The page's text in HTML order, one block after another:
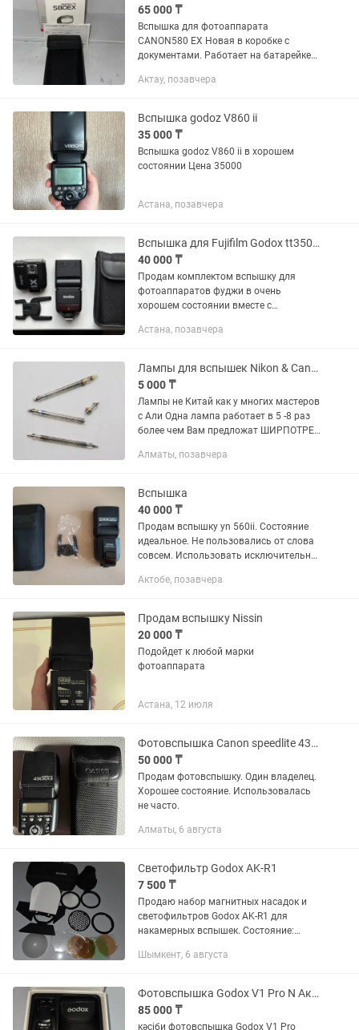
65 000 ₸
Вспышка для фотоаппарата
CANON580 EX Новая в коробке с
документами. Работает на батарейке
Актау, позавчера
Вспышка godoz V860 ii
35 000 ₸
Вспышка godoz V860 ii в хорошем
состоянии Цена 35000
Астана, позавчера
Вспышка для Fujifilm Godox tt350 с синхронизатором x1tf
40 000 ₸
Продам комплектом вспышку для
фотоаппаратов фуджи в очень
хорошем состоянии вместе с
пальчиковых батареек. Бонусом отдам
профессиональных...
Астана, позавчера
Лампы для вспышек Nikon & Canon Лампы не Китай
5 000 ₸
Лампы не Китай как у многих мастеров
с Али Одна лампа работает в 5 -8 раз
более чем Вам предложат ШИРПОТРЕБ
Отправка в регионы Nikon SB600, Nikon
Алматы, позавчера
Вспышка
40 000 ₸
Продам вспышку yn 560ii. Состояние
идеальное. Не пользовались от слова
совсем. Использовать исключительно
комплект не поставляю). В общем
Актобе, позавчера
Продам вспышку Nissin
20 000 ₸
Подойдет к любой марки
фотоаппарата
Астана, 12 июля
Фотовспышка Canon speedlite 430ex ii
50 000 ₸
Продам фотовспышку. Один владелец.
Хорошее состояние. Использовалась
не часто.
Алматы, 6 августа
Светофильтр Godox AK-R1
7 500 ₸
Продаю набор магнитных насадок и
светофильтров Godox AK-R1 для
накамерных вспышек. Состояние:
рабочем состоянии. Комплект:
(сотовый...
Шымкент, 6 августа
Фотовспышка Godox V1 Pro N Аккумулятор Godox VB30
85 000 ₸
кәсіби фотовспышка Godox V1 Pro